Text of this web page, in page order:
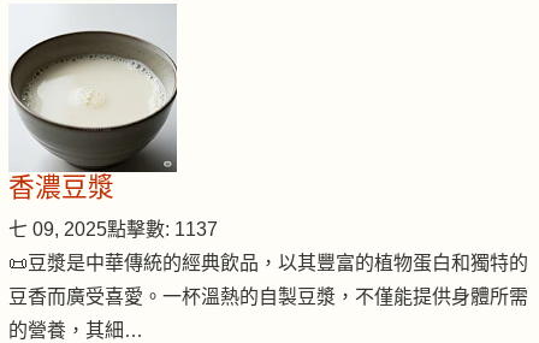
香濃豆漿
七 09, 2025點擊數: 1137
📜豆漿是中華傳統的經典飲品，以其豐富的植物蛋白和獨特的
豆香而廣受喜愛。一杯溫熱的自製豆漿，不僅能提供身體所需
的營養，其細…